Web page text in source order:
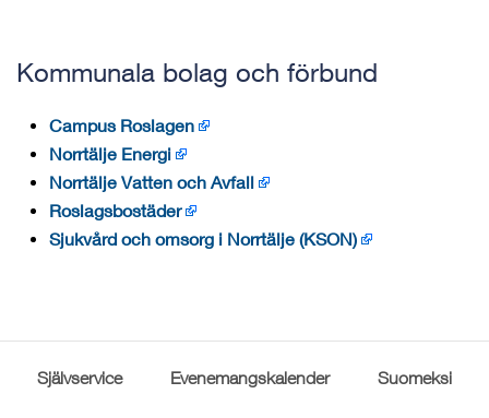
Kommunala bolag och förbund
Campus Roslagen
Norrtälje Energi
Norrtälje Vatten och Avfall
Roslagsbostäder
Sjukvård och omsorg i Norrtälje (KSON)
Självservice Evenemangskalender Suomeksi